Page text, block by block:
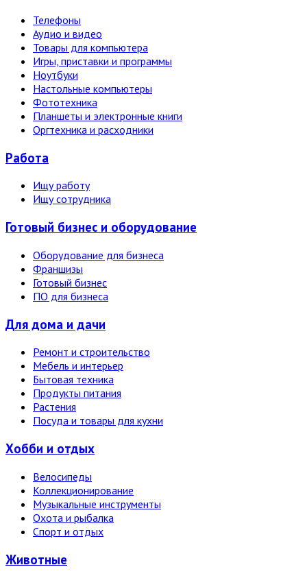
Телефоны
Аудио и видео
Товары для компьютера
Игры, приставки и программы
Ноутбуки
Настольные компьютеры
Фототехника
Планшеты и электронные книги
Оргтехника и расходники
Работа
Ищу работу
Ищу сотрудника
Готовый бизнес и оборудование
Оборудование для бизнеса
Франшизы
Готовый бизнес
ПО для бизнеса
Для дома и дачи
Ремонт и строительство
Мебель и интерьер
Бытовая техника
Продукты питания
Растения
Посуда и товары для кухни
Хобби и отдых
Велосипеды
Коллекционирование
Музыкальные инструменты
Охота и рыбалка
Спорт и отдых
Животные